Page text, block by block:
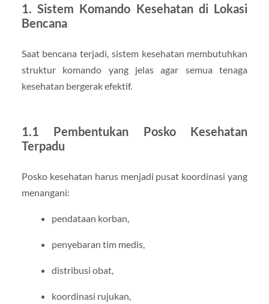
1. Sistem Komando Kesehatan di Lokasi
Bencana
Saat bencana terjadi, sistem kesehatan membutuhkan
struktur komando yang jelas agar semua tenaga
kesehatan bergerak efektif.
1.1 Pembentukan Posko Kesehatan
Terpadu
Posko kesehatan harus menjadi pusat koordinasi yang
menangani:
pendataan korban,
penyebaran tim medis,
distribusi obat,
koordinasi rujukan,